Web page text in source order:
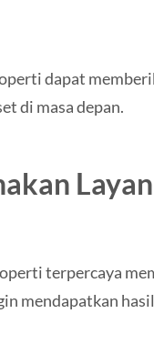
dapat
di masa depan.
terpercaya
mendapatkan